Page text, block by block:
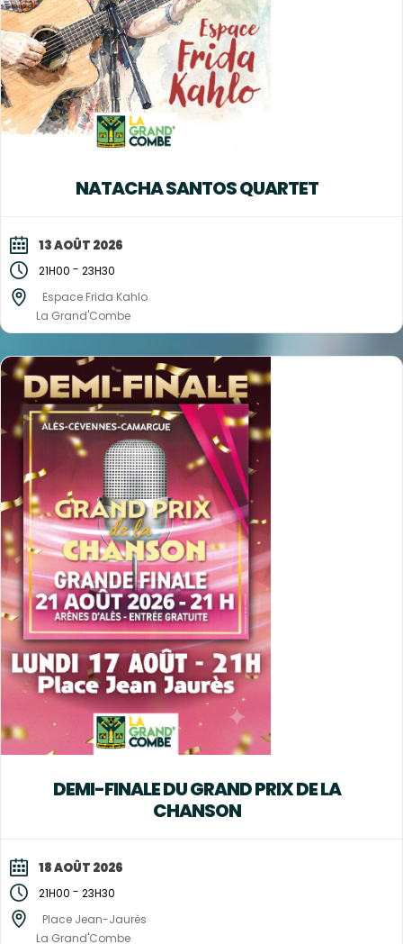
NATACHA SANTOS QUARTET
13 AOÛT 2026
21H00 - 23H30
Espace Frida Kahlo
La Grand'Combe
DEMI-FINALE DU GRAND PRIX DE LA
CHANSON
18 AOÛT 2026
21H00 - 23H30
Place Jean-Jaurès
La Grand'Combe